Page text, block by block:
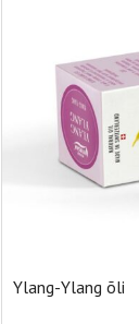
Ylang-Ylang õli